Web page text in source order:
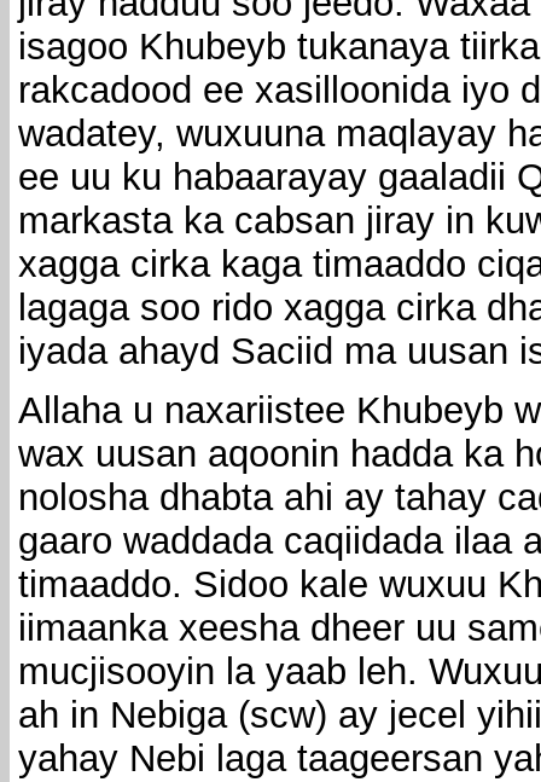
isagoo Khubeyb tukanaya
rakcadood ee xasilloonida iyo
wadatey, wuxuuna maqlayay
ee uu ku habaarayay gaaladii
markasta ka cabsan jiray in
xagga cirka kaga timaaddo
lagaga soo rido xagga cirka
iyada ahayd Saciid ma uusan
Allaha u naxariistee Khubeyb
wax uusan aqoonin hadda ka
nolosha dhabta ahi ay tahay
gaaro waddada caqiidada ilaa
timaaddo. Sidoo kale wuxuu
iimaanka xeesha dheer uu
mucjisooyin la yaab leh.
ah in Nebiga (scw) ay jecel
yahay Nebi laga taageersan